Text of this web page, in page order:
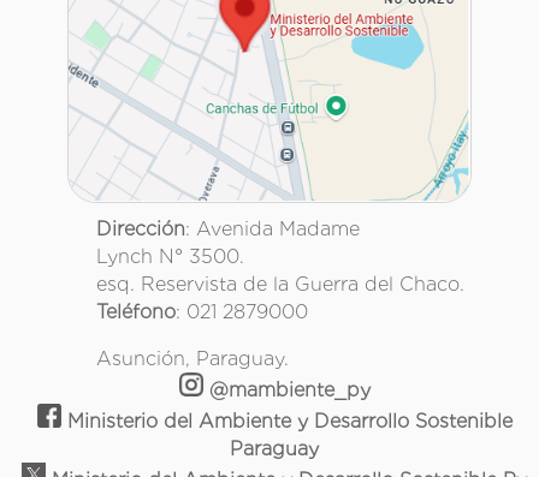
Dirección: Avenida Madame
Lynch N° 3500.
esq. Reservista de la Guerra del Chaco.
Teléfono: 021 2879000
Asunción, Paraguay.
@mambiente_py
Ministerio del Ambiente y Desarrollo Sostenible
Paraguay